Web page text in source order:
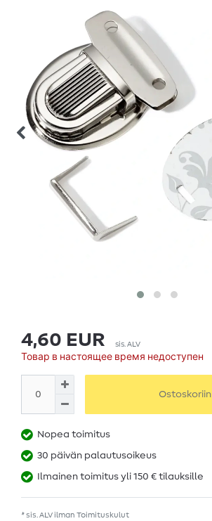
4,60 EUR sis. ALV
Товар в настоящее время недоступен
Ostoskoriin
Nopea toimitus
30 päivän palautusoikeus
Ilmainen toimitus yli 150 € tilauksille
* sis. ALV ilman Toimituskulut